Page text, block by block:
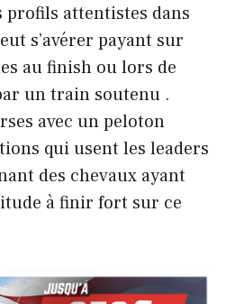
attentistes dans
s’avérer payant sur
au finish ou lors de
un train soutenu .
avec un peloton
qui usent les leaders
des chevaux ayant
à finir fort sur ce